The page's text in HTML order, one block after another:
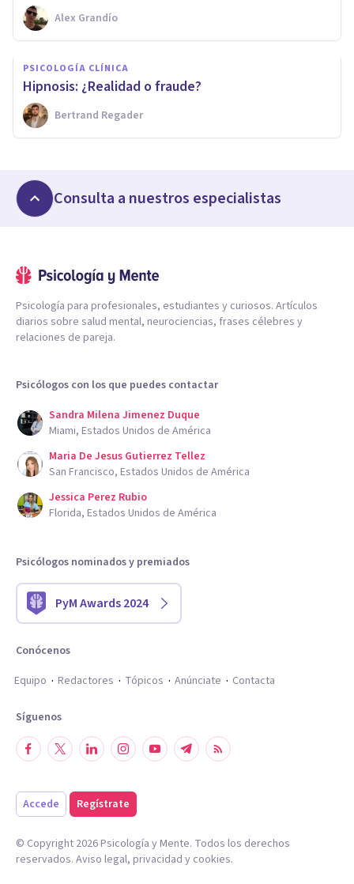
Alex Grandío
PSICOLOGÍA CLÍNICA
Hipnosis: ¿Realidad o fraude?
Bertrand Regader
Consulta a nuestros especialistas
Psicología para profesionales, estudiantes y curiosos. Artículos
diarios sobre salud mental, neurociencias, frases célebres y
relaciones de pareja.
Psicólogos con los que puedes contactar
Sandra Milena Jimenez Duque
Miami, Estados Unidos de América
Maria De Jesus Gutierrez Tellez
San Francisco, Estados Unidos de América
Jessica Perez Rubio
Florida, Estados Unidos de América
Psicólogos nominados y premiados
PyM Awards 2024
Conócenos
Equipo
Redactores Tópicos Anúnciate Contacta
Síguenos
Accede Regístrate
© Copyright 2026Psicología y Mente. Todos los derechos
reservados. Aviso legal, privacidad y cookies.